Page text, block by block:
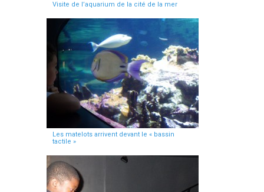
Visite de l’aquarium de la cité de la mer
Les matelots arrivent devant le « bassin
tactile »